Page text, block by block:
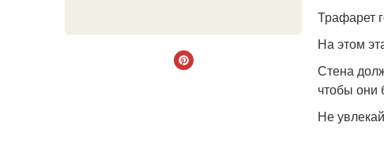
Трафарет
На этом
Стена
чтобы они
Не